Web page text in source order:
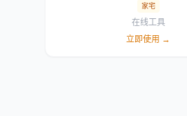
家宅
在线工具
立即使用 →